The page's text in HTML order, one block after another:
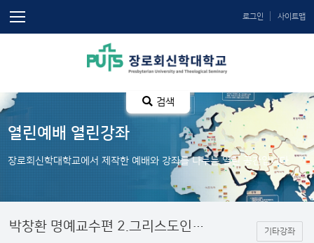
로그인 사이트맵
검색
열린예배 열린강좌
장로회신학대학교에서 제작한 예배와 강좌를 나누는 열린 공간입니다.
박창환 명예교수편 2.그리스도인의 소망 기타강좌